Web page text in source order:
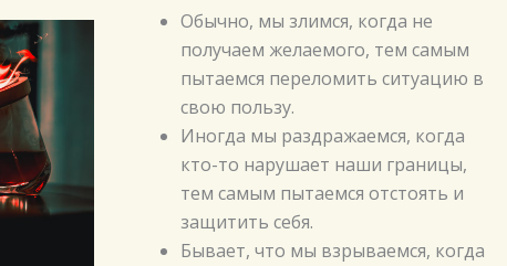
Обычно, мы злимся, когда не
получаем желаемого, тем самым
пытаемся переломить ситуацию в
свою пользу.
Иногда мы раздражаемся, когда
кто-то нарушает наши границы,
тем самым пытаемся отстоять и
защитить себя.
Бывает, что мы взрываемся, когда